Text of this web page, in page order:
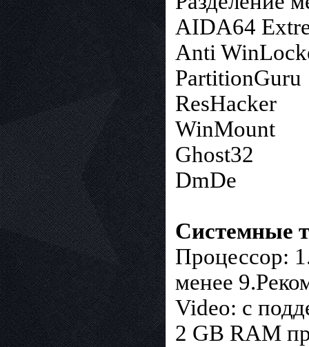
AIDA64
Anti
PartitionGuru
ResHacker
WinMount
Ghost32
DmDe
Системные
Процессор:
менее
Video: с
2 GB RAM